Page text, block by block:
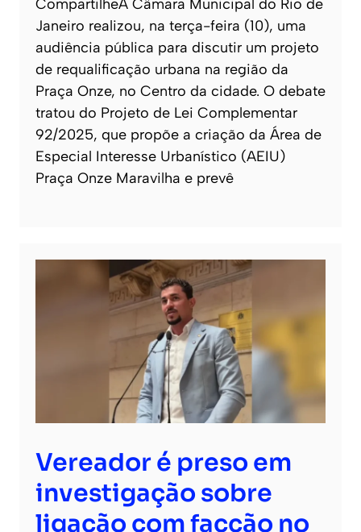
CompartilheA Câmara Municipal do Rio de
Janeiro realizou, na terça-feira (10), uma
audiência pública para discutir um projeto
de requalificação urbana na região da
Praça Onze, no Centro da cidade. O debate
tratou do Projeto de Lei Complementar
92/2025, que propõe a criação da Área de
Especial Interesse Urbanístico (AEIU)
Praça Onze Maravilha e prevê
Vereador é preso em
investigação sobre
ligação com facção no